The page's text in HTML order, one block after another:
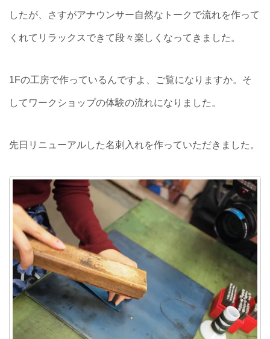
したが、さすがアナウンサー自然なトークで流れを作って
くれてリラックスできて段々楽しくなってきました。
1Fの工房で作っているんですよ、ご覧になりますか。そ
してワークショップの体験の流れになりました。
先日リニューアルした名刺入れを作っていただきました。